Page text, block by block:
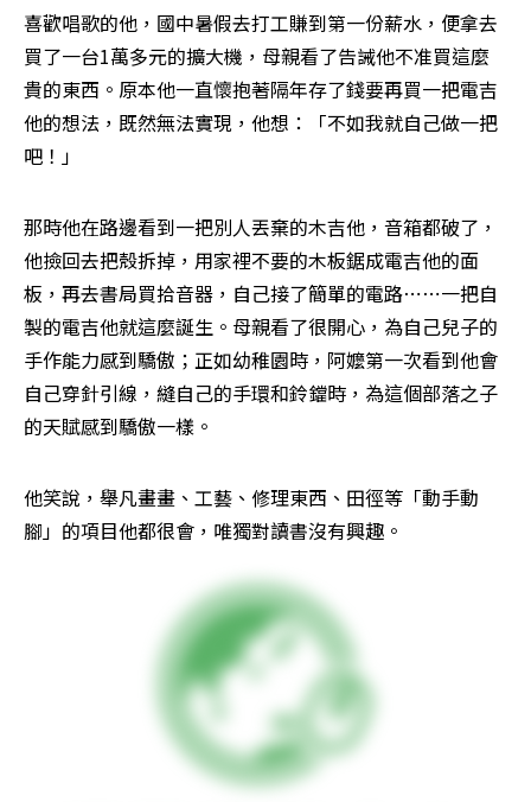
喜歡唱歌的他，國中暑假去打工賺到第一份薪水，便拿去
買了一台1萬多元的擴大機，母親看了告誡他不准買這麼
貴的東西。原本他一直懷抱著隔年存了錢要再買一把電吉
他的想法，既然無法實現，他想：「不如我就自己做一把
吧！」
那時他在路邊看到一把別人丟棄的木吉他，音箱都破了，
他撿回去把殼拆掉，用家裡不要的木板鋸成電吉他的面
板，再去書局買拾音器，自己接了簡單的電路⋯⋯一把自
製的電吉他就這麼誕生。母親看了很開心，為自己兒子的
手作能力感到驕傲；正如幼稚園時，阿嬤第一次看到他會
自己穿針引線，縫自己的手環和鈴鐺時，為這個部落之子
的天賦感到驕傲一樣。
他笑說，舉凡畫畫、工藝、修理東西、田徑等「動手動
腳」的項目他都很會，唯獨對讀書沒有興趣。